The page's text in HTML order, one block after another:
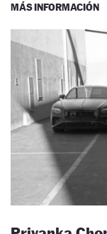
MÁS INFORMACIÓN